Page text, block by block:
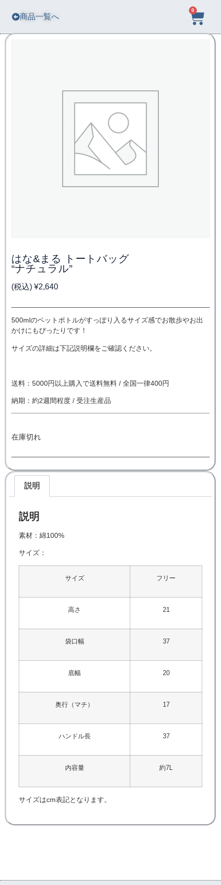
商品一覧へ
0
はな&まる トートバッグ
“ナチュラル”
(税込) ¥2,640
500mlのペットボトルがすっぽり入るサイズ感でお散歩やお出
かけにもぴったりです！
サイズの詳細は下記説明欄をご確認ください。
送料：5000円以上購入で送料無料 / 全国一律400円
納期：約2週間程度 / 受注生産品
在庫切れ
説明
説明
素材：綿100%
サイズ：
サイズ フリー
高さ 21
袋口幅 37
底幅 20
奥行（マチ） 17
ハンドル長 37
内容量 約7L
サイズはcm表記となります。